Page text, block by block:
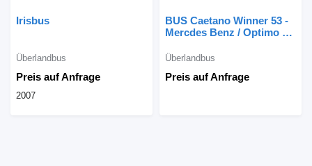
Irisbus
Preis auf Anfrage
Überlandbus
2007
BUS Caetano Winner 53 -
Mercdes Benz / Optimo 2k
Preis auf Anfrage
Überlandbus